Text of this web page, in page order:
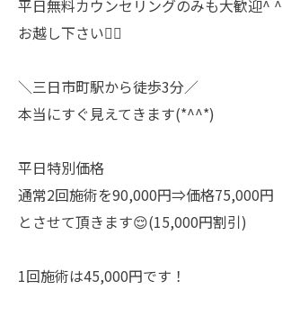
平日無料カウンセリングのみも大歓迎^ ^
お越し下さい🙇‍♀️
＼三日市町駅から徒歩3分／
本当にすぐ見えてきます(*^^*)
平日特別価格
通常2回施術を90,000円⇒価格75,000円
とさせて頂きます😌(15,000円割引)
1回施術は45,000円です！